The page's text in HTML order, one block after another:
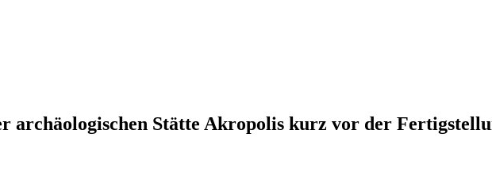
archäologischen Stätte Akropolis kurz vor der